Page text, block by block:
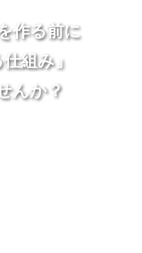
作る前に
組み」
んか？